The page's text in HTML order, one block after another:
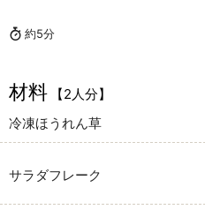
約5分
材料
【2人分】
冷凍ほうれん草
サラダフレーク